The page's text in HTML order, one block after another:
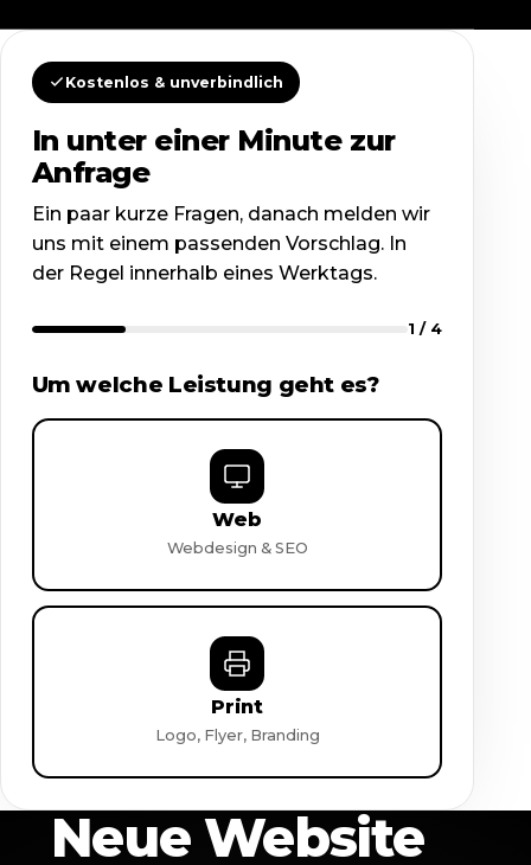
Kostenlos & unverbindlich
In unter einer Minute zur
Anfrage
Ein paar kurze Fragen, danach melden wir
uns mit einem passenden Vorschlag. In
der Regel innerhalb eines Werktags.
1 / 4
Um welche Leistung geht es?
Web
Webdesign & SEO
Print
Logo, Flyer, Branding
Neue Website